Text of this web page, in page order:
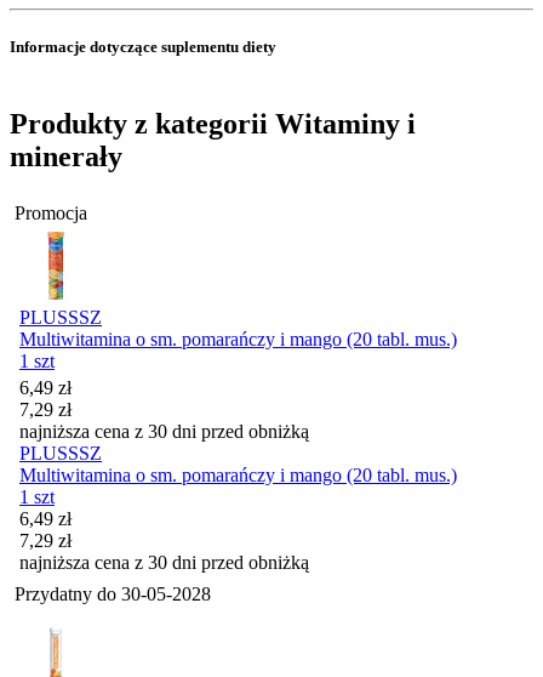
Informacje dotyczące suplementu diety
Produkty z kategorii Witaminy i
minerały
Promocja
PLUSSSZ
Multiwitamina o sm. pomarańczy i mango (20 tabl. mus.)
1 szt
Cena promocyjna
6,49 zł
7,29 zł
najniższa cena z 30 dni przed obniżką
PLUSSSZ
Multiwitamina o sm. pomarańczy i mango (20 tabl. mus.)
1 szt
Cena promocyjna
6,49 zł
7,29 zł
najniższa cena z 30 dni przed obniżką
Przydatny do 30-05-2028